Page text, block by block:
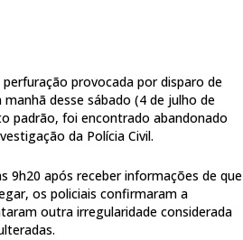
provocada por disparo de
desse sábado (4 de julho de
padrão, foi encontrado abandonado
da Polícia Civil.
9h20 após receber informações de que
os policiais confirmaram a
outra irregularidade considerada